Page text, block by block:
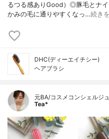
るつる感ありGood）◎豚毛とナ
かみの毛に通りやすくなっ…続き
DHC(ディーエイチシー)
ヘアブラシ
元BA/コスメコンシェルジュ
Tea*